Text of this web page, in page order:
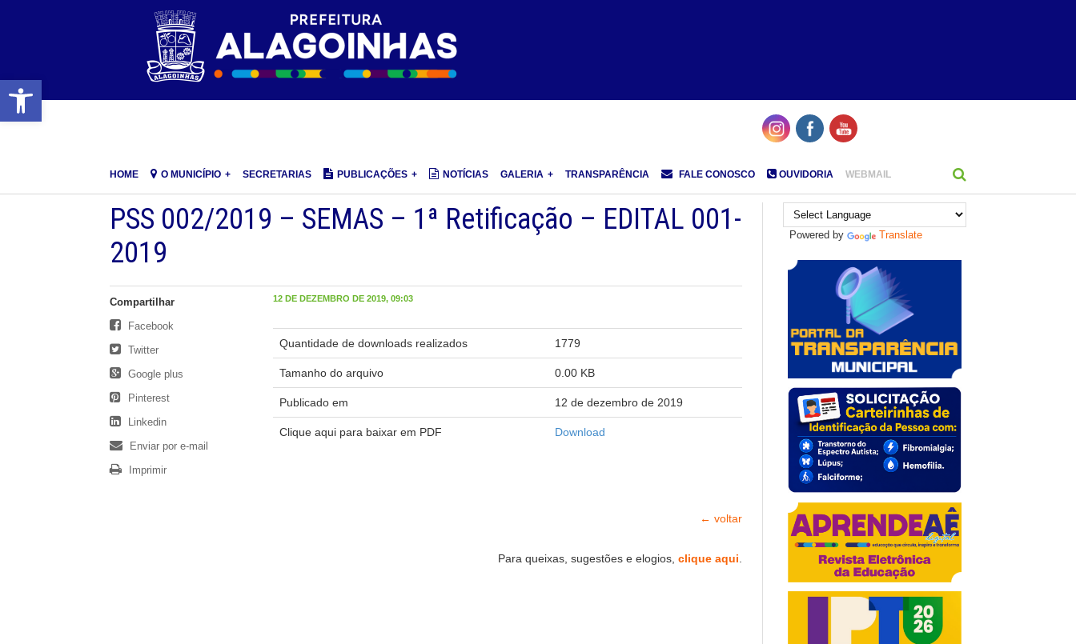
Barra de Ferramentas Aberta
HOME O MUNICÍPIO SECRETARIAS PUBLICAÇÕES NOTÍCIAS GALERIA TRANSPARÊNCIA FALE CONOSCO OUVIDORIA WEBMAIL
PSS 002/2019 – SEMAS – 1ª Retificação – EDITAL 001-
2019
12 DE DEZEMBRO DE 2019, 09:03
Quantidade de downloads realizados 1779
Tamanho do arquivo 0.00 KB
Publicado em 12 de dezembro de 2019
Clique aqui para baixar em PDF Download
← voltar
Para queixas, sugestões e elogios, clique aqui.
Compartilhar
Facebook
Twitter
Google plus
Pinterest
Linkedin
Enviar por e-mail
Imprimir
Powered by Translate